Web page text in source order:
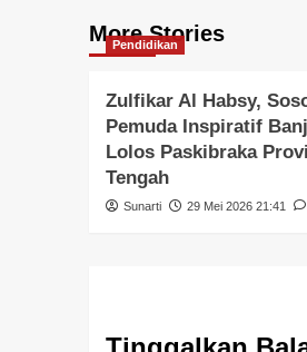
More Stories
Pendidikan
Zulfikar Al Habsy,
Pemuda Inspiratif
Lolos Paskibraka
Tengah
Sunarti 29 Mei 2026 21:41